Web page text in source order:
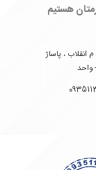
پاساژ